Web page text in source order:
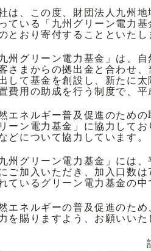
は、この度、財団法人九州地
ている「九州グリーン電力
とおり寄付することといたし
州グリーン電力基金」は、自
さまからの拠出金と合わせ
して基金を創設し、新たに
費用の助成を行う制度で、
エネルギー普及促進のための
ーン電力基金」に協力して
どについて協力しています。
州グリーン電力基金」には
ご加入いただき、加入口数
ているグリーン電力基金の
エネルギーの普及促進のため
を賜りますよう、お願いいた